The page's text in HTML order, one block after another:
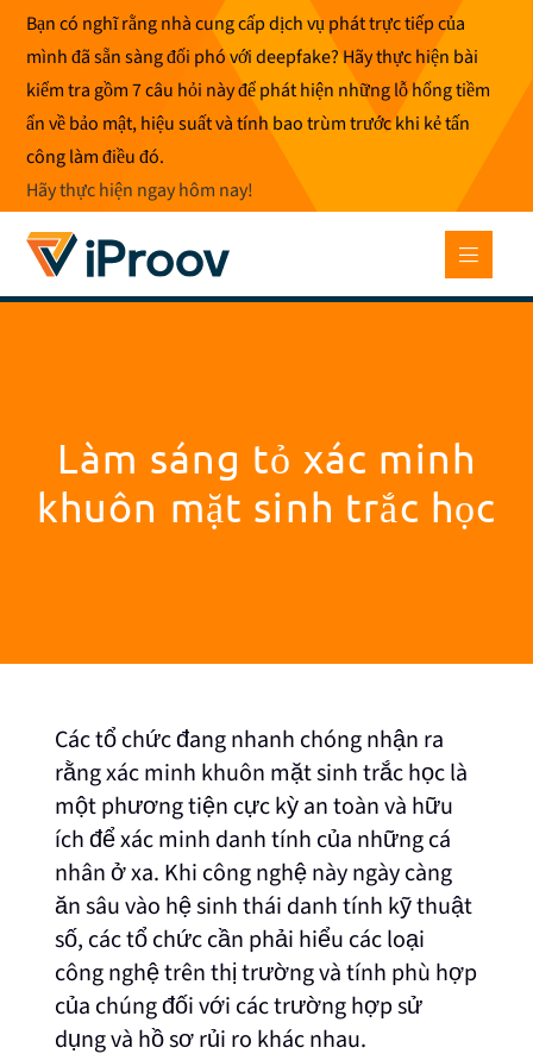
qua
phần
nội
dung
Bạn có nghĩ rằng nhà cung cấp dịch vụ phát trực tiếp của
mình đã sẵn sàng đối phó với deepfake? Hãy thực hiện bài
kiểm tra gồm 7 câu hỏi này để phát hiện những lỗ hổng tiềm
ẩn về bảo mật, hiệu suất và tính bao trùm trước khi kẻ tấn
công làm điều đó.
Hãy thực hiện ngay hôm nay!
Làm sáng tỏ xác minh
khuôn mặt sinh trắc học
Các tổ chức đang nhanh chóng nhận ra
rằng xác minh khuôn mặt sinh trắc học là
một phương tiện cực kỳ an toàn và hữu
ích để xác minh danh tính của những cá
nhân ở xa. Khi công nghệ này ngày càng
ăn sâu vào hệ sinh thái danh tính kỹ thuật
số, các tổ chức cần phải hiểu các loại
công nghệ trên thị trường và tính phù hợp
của chúng đối với các trường hợp sử
dụng và hồ sơ rủi ro khác nhau.